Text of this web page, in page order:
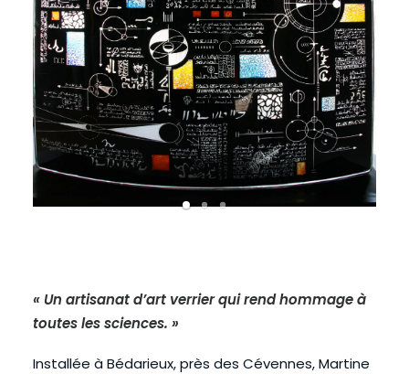
« Un artisanat d’art verrier qui rend hommage à
toutes les sciences. »
Installée à Bédarieux, près des Cévennes, Martine